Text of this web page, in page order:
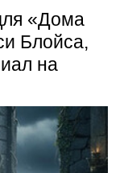
«Дома
Блойса,
на